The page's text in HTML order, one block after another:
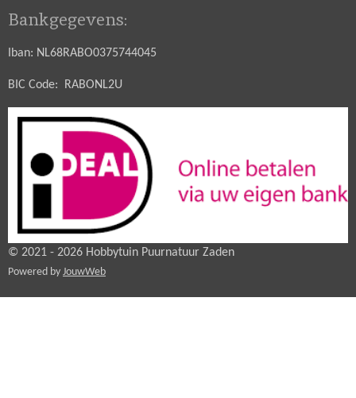
Bankgegevens:
Iban: NL68RABO0375744045
BIC Code: RABONL2U
© 2021 - 2026 Hobbytuin Puurnatuur Zaden
Powered by JouwWeb